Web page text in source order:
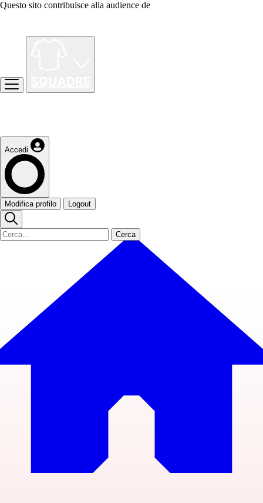
Questo sito contribuisce alla audience de
Accedi
Modifica profilo Logout
Cerca